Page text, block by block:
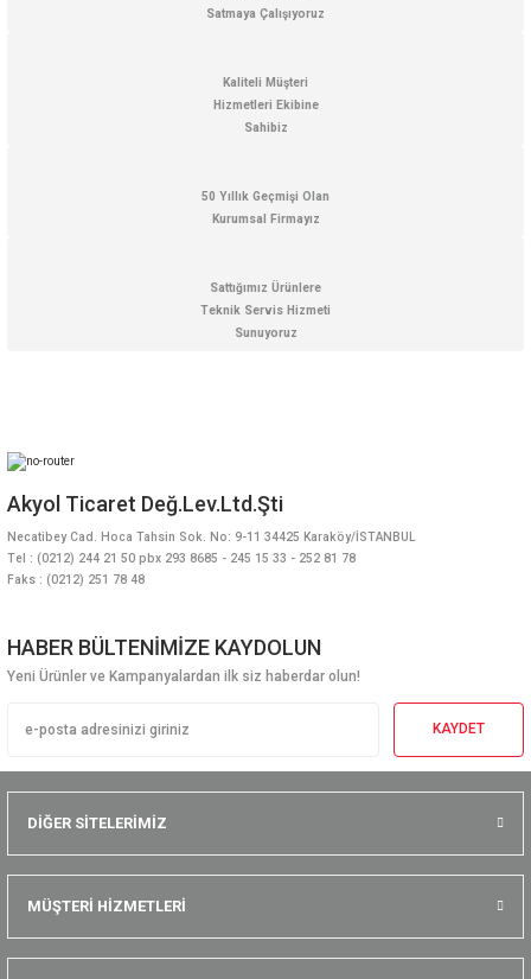
Ürün bilgilerinde hatalar bulunuyor.
Bu ürüne benzer farklı alternatifler olmalı.
Satmaya Çalışıyoruz
Kaliteli Müşteri
Hizmetleri Ekibine
Sahibiz
50 Yıllık Geçmişi Olan
Kurumsal Firmayız
Sattığımız Ürünlere
Teknik Servis Hizmeti
Sunuyoruz
Akyol Ticaret Değ.Lev.Ltd.Şti
Necatibey Cad. Hoca Tahsin Sok. No: 9-11 34425 Karaköy/İSTANBUL
Tel : (0212) 244 21 50 pbx 293 8685 - 245 15 33 - 252 81 78
Faks : (0212) 251 78 48
HABER BÜLTENİMİZE KAYDOLUN
Yeni Ürünler ve Kampanyalardan ilk siz haberdar olun!
KAYDET
DİĞER SİTELERİMİZ
MÜŞTERİ HİZMETLERİ